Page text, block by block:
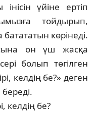
үйіне ертіп
тойдырып,
көрінеді.
он үш жасқа
болып төгілген
келдің бе?» деген
келдің бе?